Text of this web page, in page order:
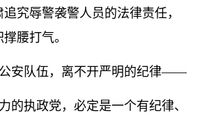
究辱警袭警人员的法律责任，
腰打气。
安队伍，离不开严明的纪律——
的执政党，必定是一个有纪律、